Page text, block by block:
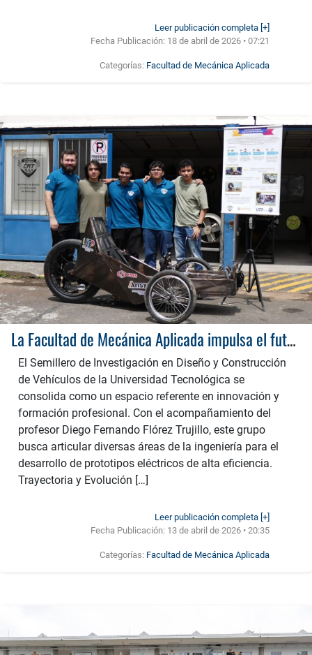
Leer publicación completa [+]
Fecha Publicación: 18 de abril de 2026 • 07:21
Categorías: Facultad de Mecánica Aplicada
La Facultad de Mecánica Aplicada impulsa el futuro eléctrico con su Semillero de Investigación en Diseño y Construcción de Vehículos
El Semillero de Investigación en Diseño y Construcción
de Vehículos de la Universidad Tecnológica se
consolida como un espacio referente en innovación y
formación profesional. Con el acompañamiento del
profesor Diego Fernando Flórez Trujillo, este grupo
busca articular diversas áreas de la ingeniería para el
desarrollo de prototipos eléctricos de alta eficiencia.
Trayectoria y Evolución […]
Leer publicación completa [+]
Fecha Publicación: 13 de abril de 2026 • 20:35
Categorías: Facultad de Mecánica Aplicada